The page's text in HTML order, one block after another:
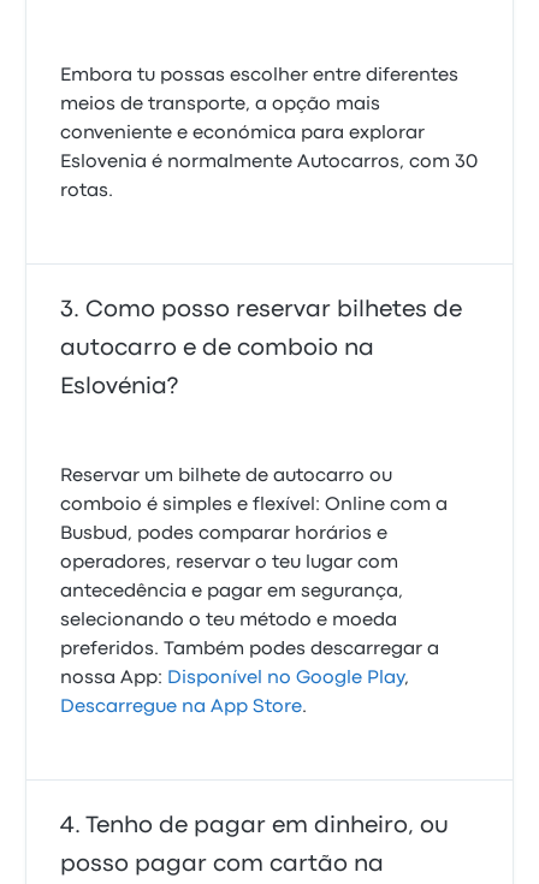
Embora tu possas escolher entre diferentes
meios de transporte, a opção mais
conveniente e económica para explorar
Eslovenia é normalmente Autocarros, com 30
rotas.
Como posso reservar bilhetes de
autocarro e de comboio na
Eslovénia?
Reservar um bilhete de autocarro ou
comboio é simples e flexível: Online com a
Busbud, podes comparar horários e
operadores, reservar o teu lugar com
antecedência e pagar em segurança,
selecionando o teu método e moeda
preferidos. Também podes descarregar a
nossa App: Disponível no Google Play,
Descarregue na App Store.
Tenho de pagar em dinheiro, ou
posso pagar com cartão na